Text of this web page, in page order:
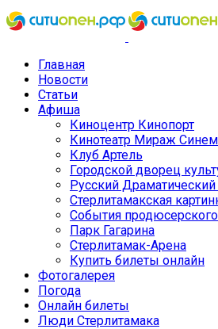
Главная
Новости
Статьи
Афиша
Киноцентр Кинопорт
Кинотеатр Мираж
Клуб Артель
Городской дворец
Русский Драматический
Стерлитамакская
События продюсерского
Парк Гагарина
Стерлитамак-Арена
Купить билеты онлайн
Фотогалерея
Погода
Онлайн билеты
Люди Стерлитамака